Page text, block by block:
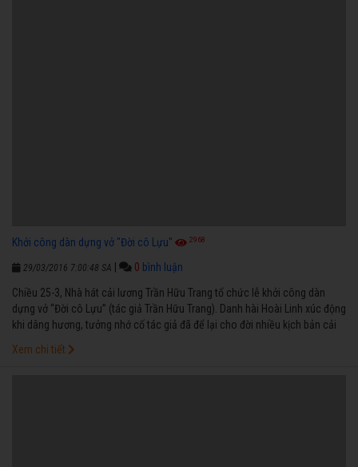
Khởi công dàn dựng vở "Đời cô Lựu" 2968
29/03/2016 7:00:48 SA 0 bình luận
Chiều 25-3, Nhà hát cải lương Trần Hữu Trang tổ chức lễ khởi công dàn
dựng vở “Đời cô Lựu” (tác giả Trần Hữu Trang). Danh hài Hoài Linh xúc động
khi dâng hương, tưởng nhớ cố tác giả đã để lại cho đời nhiều kịch bản cải
Xem chi tiết